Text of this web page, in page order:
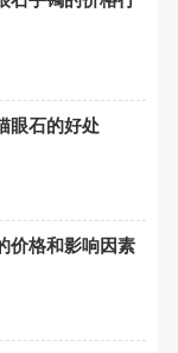
眼石的好处
价格和影响因素